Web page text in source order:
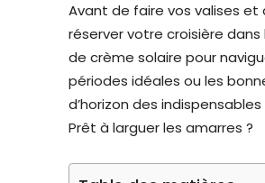
Avant de faire vos valises et
réserver votre croisière
de crème solaire pour
périodes idéales ou les
d’horizon des
Prêt à larguer les amarres ?